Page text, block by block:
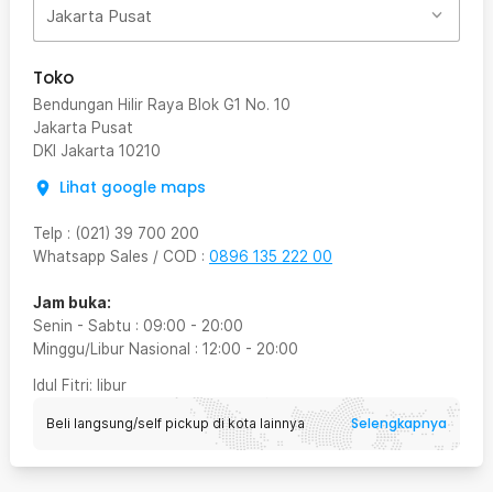
Jakarta Pusat
Toko
Bendungan Hilir Raya Blok G1 No. 10
Jakarta Pusat
DKI Jakarta 10210
Lihat google maps
Telp : (021) 39 700 200
Whatsapp Sales / COD : 0896 135 222 00
Jam buka:
Senin - Sabtu : 09:00 - 20:00
Minggu/Libur Nasional : 12:00 - 20:00
Idul Fitri: libur
Beli langsung/self pickup di kota lainnya Selengkapnya